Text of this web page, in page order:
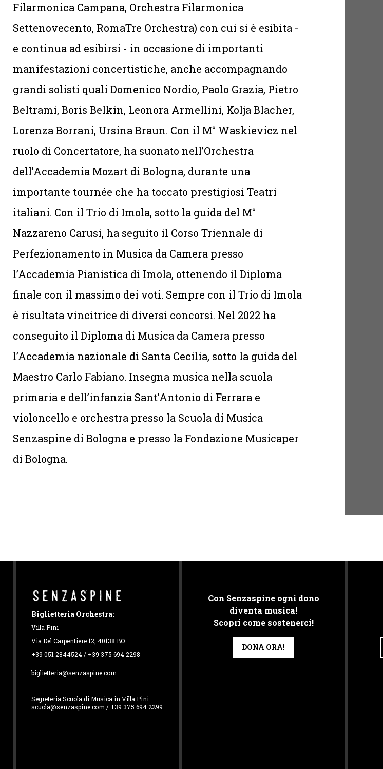
Filarmonica Campana, Orchestra Filarmonica
Settenovecento, RomaTre Orchestra) con cui si è esibita -
e continua ad esibirsi - in occasione di importanti
manifestazioni concertistiche, anche accompagnando
grandi solisti quali Domenico Nordio, Paolo Grazia, Pietro
Beltrami, Boris Belkin, Leonora Armellini, Kolja Blacher,
Lorenza Borrani, Ursina Braun. Con il M° Waskievicz nel
ruolo di Concertatore, ha suonato nell’Orchestra
dell’Accademia Mozart di Bologna, durante una
importante tournée che ha toccato prestigiosi Teatri
italiani. Con il Trio di Imola, sotto la guida del M°
Nazzareno Carusi, ha seguito il Corso Triennale di
Perfezionamento in Musica da Camera presso
l’Accademia Pianistica di Imola, ottenendo il Diploma
finale con il massimo dei voti. Sempre con il Trio di Imola
è risultata vincitrice di diversi concorsi. Nel 2022 ha
conseguito il Diploma di Musica da Camera presso
l’Accademia nazionale di Santa Cecilia, sotto la guida del
Maestro Carlo Fabiano. Insegna musica nella scuola
primaria e dell’infanzia Sant’Antonio di Ferrara e
violoncello e orchestra presso la Scuola di Musica
Senzaspine di Bologna e presso la Fondazione Musicaper
di Bologna.
Biglietteria Orchestra:
Villa Pini
Via Del Carpentiere 12, 40138 BO
+39 051 2844524 / +39 375 694 2298
biglietteria@senzaspine.com
Segreteria Scuola di Musica in Villa Pini
scuola@senzaspine.com / +39 375 694 2299
Con Senzaspine ogni dono
diventa musica!
Scopri come sostenerci!
DONA ORA!